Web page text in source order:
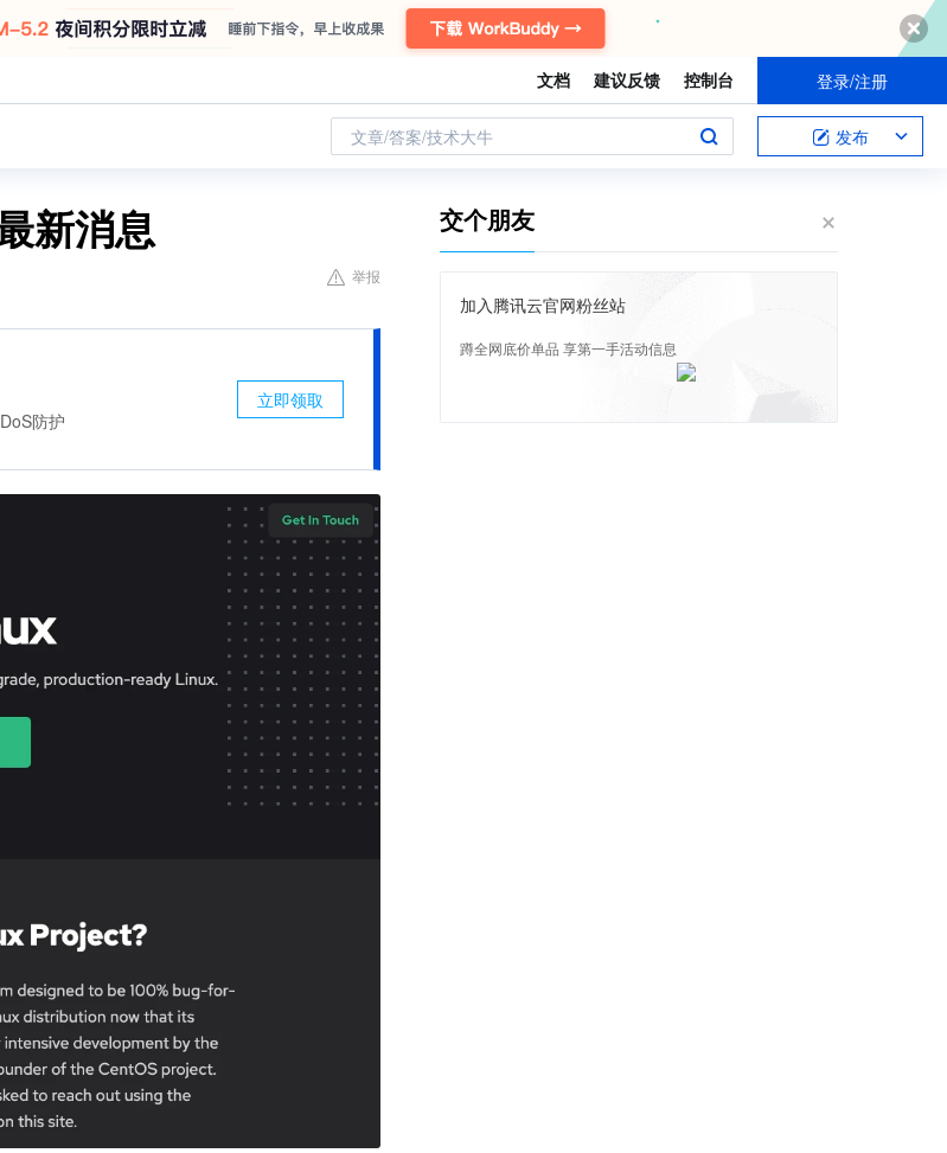
文档 建议反馈 控制台 登录/注册
文章/答案/技术大牛 发布
新消息
举报
防护
立即领取
交个朋友
加入腾讯云官网粉丝站
蹲全网底价单品 享第一手活动信息